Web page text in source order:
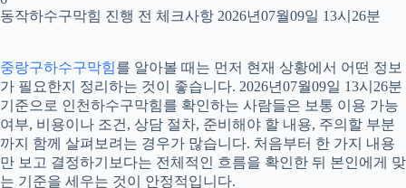
동작하수구막힘 진행 전 체크사항 2026년07월09일 13시26분
중랑구하수구막힘를 알아볼 때는 먼저 현재 상황에서 어떤 정보
가 필요한지 정리하는 것이 좋습니다. 2026년07월09일 13시26분
기준으로 인천하수구막힘를 확인하는 사람들은 보통 이용 가능
여부, 비용이나 조건, 상담 절차, 준비해야 할 내용, 주의할 부분
까지 함께 살펴보려는 경우가 많습니다. 처음부터 한 가지 내용
만 보고 결정하기보다는 전체적인 흐름을 확인한 뒤 본인에게 맞
는 기준을 세우는 것이 안정적입니다.